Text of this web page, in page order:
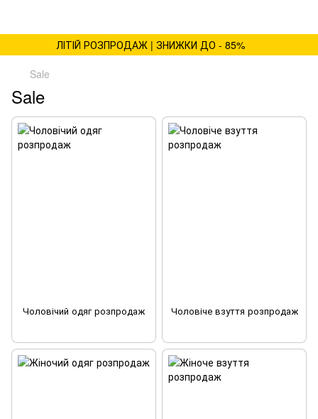
ЛІТІЙ РОЗПРОДАЖ | ЗНИЖКИ ДО - 85%
Sale
Sale
Чоловічий одяг розпродаж Чоловіче взуття розпродаж